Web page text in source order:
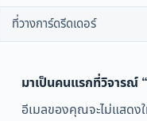
ที่วางการ์ดรีดเดอร์
มาเป็นคนแรกที่วิจารณ์
อีเมลของคุณจะไม่แสดง